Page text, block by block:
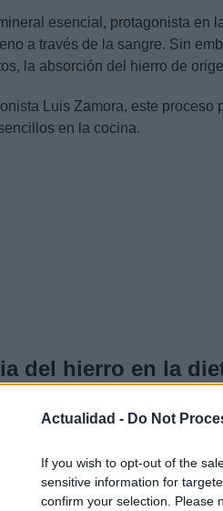
Actualidad - Do Not
If you wish to opt-out of the
sensitive information for
confirm your selection. Please
esencial, protagonista en
a través de la sangre. Sin
la absorción del hierro de
Luis Zamora, este proceso
en la cocina.
del hierro en la
hierro puede desencadenar
ferropénica.